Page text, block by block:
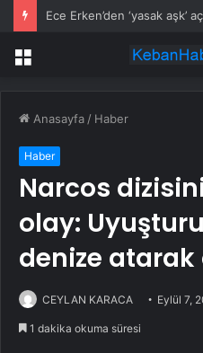
Menü
Anasayfa / Haber
Haber
Narcos
olay:
denize
CEYLAN KARACA Eylül 7,
1 dakika okuma süresi